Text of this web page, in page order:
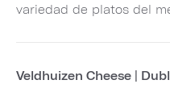
variedad de platos del
Veldhuizen Cheese |